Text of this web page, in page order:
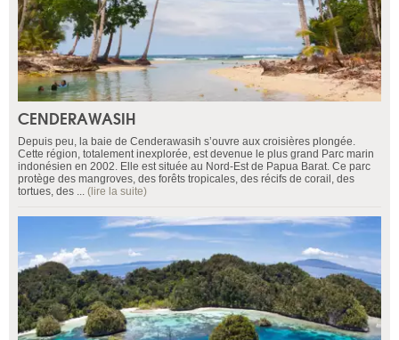
CENDERAWASIH
Depuis peu, la baie de Cenderawasih s’ouvre aux croisières plongée.
Cette région, totalement inexplorée, est devenue le plus grand Parc marin
indonésien en 2002. Elle est située au Nord-Est de Papua Barat. Ce parc
protège des mangroves, des forêts tropicales, des récifs de corail, des
tortues, des ... (lire la suite)